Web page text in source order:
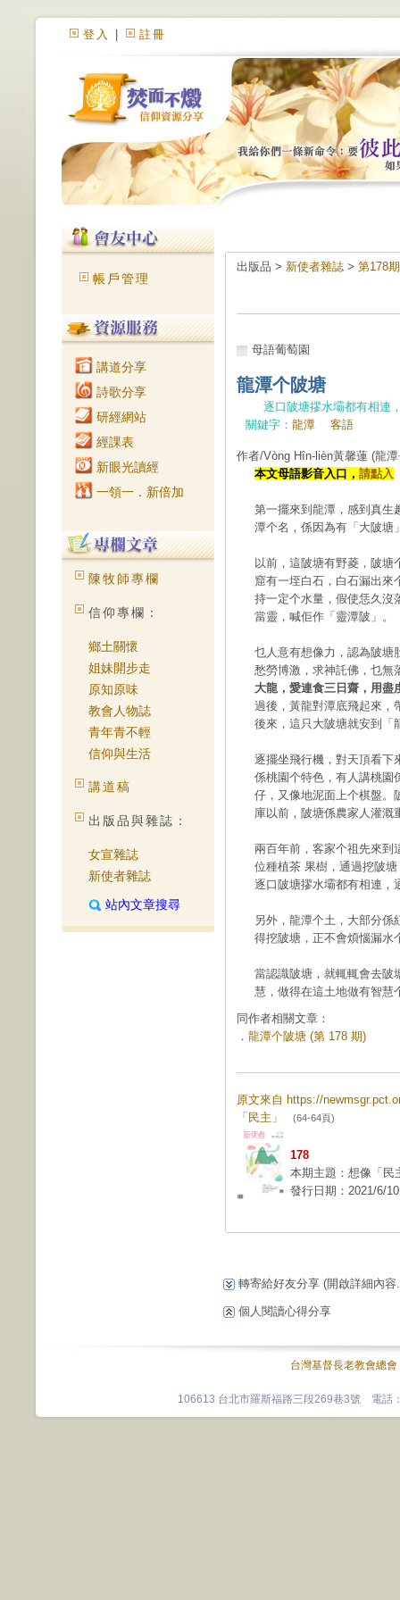
登入 註冊
帳戶管理
講道分享
詩歌分享
研經網站
經課表
新眼光讀經
一領一．新倍加
陳牧師專欄
信仰專欄：
鄉土關懷
姐妹開步走
原知原味
教會人物誌
青年青不輕
信仰與生活
講道稿
出版品與雜誌：
女宣雜誌
新使者雜誌
站內文章搜尋
出版品 > 新使者雜誌 > 第178
母語葡萄園
龍潭个陂塘
逐口陂塘摎水壩都有相連
關鍵字： 龍潭 客語
作者/Vòng Hîn-lièn黃馨蓮 (龍
本文母語影音入口， 請點入
第一擺來到龍潭，感到真生
潭个名，係因為有「大陂塘
以前，這陂塘有野菱，陂
窟有一垤白石，白石漏出來
持一定个水量，假使恁久沒
當靈，喊佢作「靈潭陂」。
乜人意有想像力，認為陂塘
愁勞博激，求神託佛，乜無
大龍，愛連食三日齋，用盡
過後，黃龍對潭底飛起來，
後來，這只大陂塘就安到「
逐擺坐飛行機，對天頂看下
係桃園个特色，有人講桃園
仔，又像地泥面上个棋盤。
庫以前，陂塘係農家人灌溉
兩百年前，客家个祖先來到
位種植茶 果樹，通過挖陂
逐口陂塘摎水壩都有相連，
另外，龍潭个土，大部分
得挖陂塘，正不會煩惱漏水
當認識陂塘，就輒輒會去陂
慧，做得在這土地做有智慧
同作者相關文章：
． 龍潭个陂塘 (第 178 期)
原文來自 https://
「民主」
(64-64頁)
178
本期主題：想像「民
發行日期：2021/6/10
轉寄給好友分享 (開啟詳細內容
個人閱讀心得分享
台灣基督長老教會總會
106613 台北市羅斯福路三段269巷3號 電